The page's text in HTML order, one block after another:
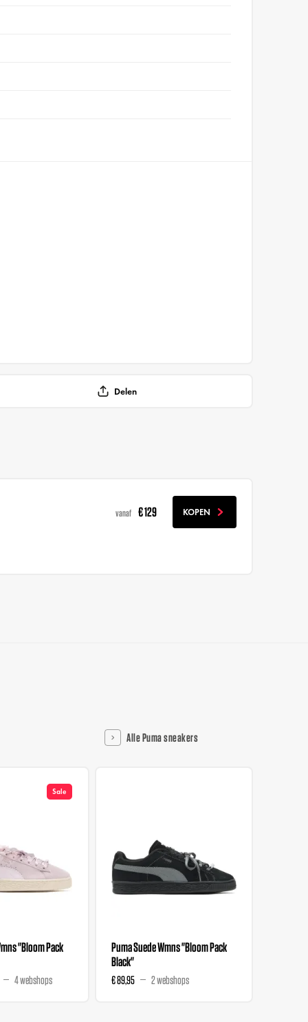
Delen
vanaf € 129 KOPEN
Alle Puma sneakers
Sale
"Bloom Pack
4 webshops
Puma Suede Wmns "Bloom Pack
Black"
€ 89,95 2 webshops